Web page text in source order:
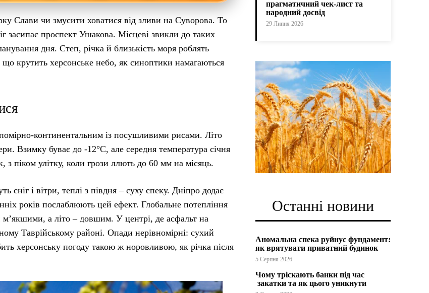
Слави чи змусити ховатися від зливи на Суворова. То
засипає проспект Ушакова. Місцеві звикли до таких
дня. Степ, річка й близькість моря роблять
крутить херсонське небо, як синоптики намагаються
континентальним із посушливими рисами. Літо
Взимку буває до -12°C, але середня температура січня
піком улітку, коли грози ллють до 60 мм на місяць.
сніг і вітри, теплі з півдня – суху спеку. Дніпро додає
років послаблюють цей ефект. Глобальне потепління
м’якшими, а літо – довшим. У центрі, де асфальт на
Таврійському районі. Опади нерівномірні: сухий
херсонську погоду такою ж норовливою, як річка після
прагматичний чек-лист та
народний досвід
29 Липня 2026
Останні новини
Аномальна спека руйнує фундамент:
як врятувати приватний будинок
5 Серпня 2026
Чому тріскають банки під час
закатки та як цього уникнути